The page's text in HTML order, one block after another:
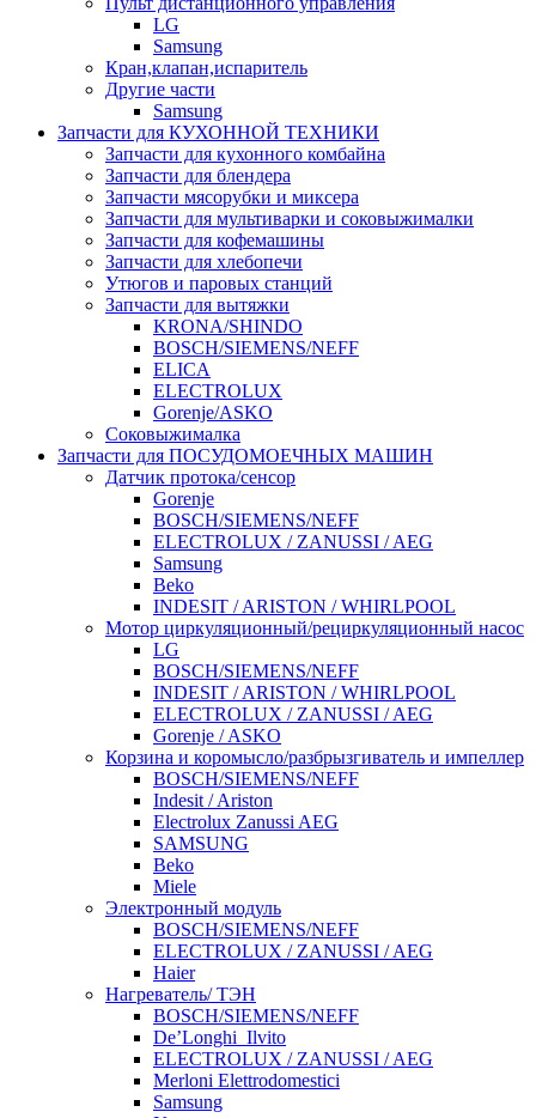
LG
Samsung
Кран,клапан,испаритель
Другие части
Samsung
Запчасти для КУХОННОЙ ТЕХНИКИ
Запчасти для кухонного комбайна
Запчасти для блендера
Запчасти мясорубки и миксера
Запчасти для мультиварки и соковыжималки
Запчасти для кофемашины
Запчасти для хлебопечи
Утюгов и паровых станций
Запчасти для вытяжки
KRONA/SHINDO
BOSCH/SIEMENS/NEFF
ELICA
ELECTROLUX
Gorenje/ASKO
Соковыжималка
Запчасти для ПОСУДОМОЕЧНЫХ МАШИН
Датчик протока/сенсор
Gorenje
BOSCH/SIEMENS/NEFF
ELECTROLUX / ZANUSSI / AEG
Samsung
Beko
INDESIT / ARISTON / WHIRLPOOL
Мотор циркуляционный/рециркуляционный насос
LG
BOSCH/SIEMENS/NEFF
INDESIT / ARISTON / WHIRLPOOL
ELECTROLUX / ZANUSSI / AEG
Gorenje / ASKO
Корзина и коромысло/разбрызгиватель и импеллер
BOSCH/SIEMENS/NEFF
Indesit / Ariston
Electrolux Zanussi AEG
SAMSUNG
Beko
Miele
Электронный модуль
BOSCH/SIEMENS/NEFF
ELECTROLUX / ZANUSSI / AEG
Haier
Нагреватель/ ТЭН
BOSCH/SIEMENS/NEFF
De’Longhi_Ilvito
ELECTROLUX / ZANUSSI / AEG
Merloni Elettrodomestici
Samsung